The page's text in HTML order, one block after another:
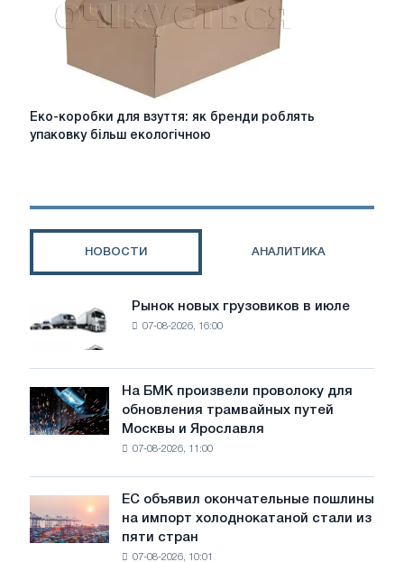
Еко-
коробки
бренди
екологічною
Еко-коробки для взуття: як бренди роблять
упаковку більш екологічною
НОВОСТИ АНАЛИТИКА
Рынок
новых
грузовиков
в
июле
Рынок новых грузовиков в июле
07-08-2026, 16:00
На
БМК
произвели
трамвайных
путей
Москвы
На БМК произвели проволоку для
обновления трамвайных путей
Москвы и Ярославля
07-08-2026, 11:00
объявил
окончательные
ЕС объявил окончательные пошлины
на импорт холоднокатаной стали из
пяти стран
07-08-2026, 10:01